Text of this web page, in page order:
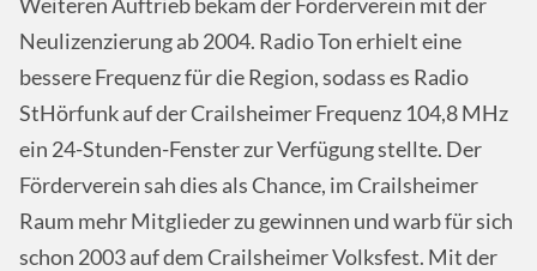
Weiteren Auftrieb bekam der Förderverein mit der
Neulizenzierung ab 2004. Radio Ton erhielt eine
bessere Frequenz für die Region, sodass es Radio
StHörfunk auf der Crailsheimer Frequenz 104,8 MHz
ein 24-Stunden-Fenster zur Verfügung stellte. Der
Förderverein sah dies als Chance, im Crailsheimer
Raum mehr Mitglieder zu gewinnen und warb für sich
schon 2003 auf dem Crailsheimer Volksfest. Mit der